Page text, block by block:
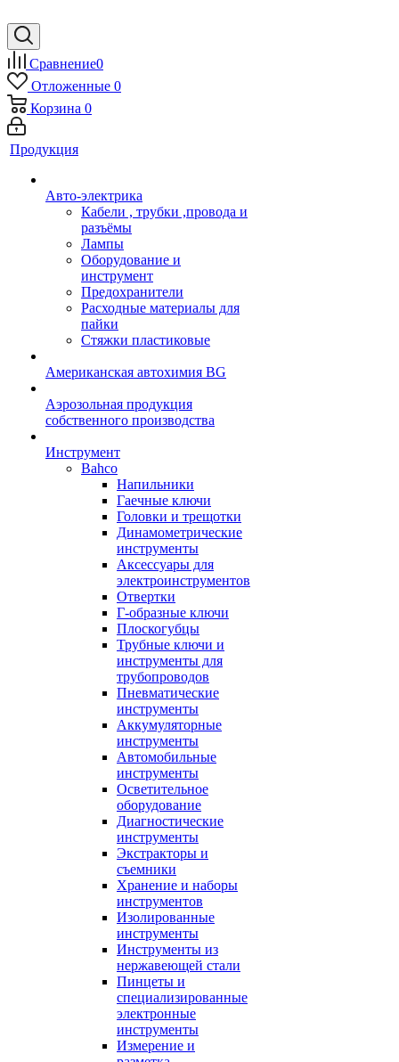
Сравнение0
Отложенные 0
Корзина 0
Продукция
Авто-электрика
Кабели , трубки ,провода и
разъёмы
Лампы
Оборудование и
инструмент
Предохранители
Расходные материалы для
пайки
Стяжки пластиковые
Американская автохимия BG
Аэрозольная продукция
собственного производства
Инструмент
Bahco
Напильники
Гаечные ключи
Головки и трещотки
Динамометрические
инструменты
Аксессуары для
электроинструментов
Отвертки
Г-образные ключи
Плоскогубцы
Трубные ключи и
инструменты для
трубопроводов
Пневматические
инструменты
Аккумуляторные
инструменты
Автомобильные
инструменты
Осветительное
оборудование
Диагностические
инструменты
Экстракторы и
съемники
Хранение и наборы
инструментов
Изолированные
инструменты
Инструменты из
нержавеющей стали
Пинцеты и
специализированные
электронные
инструменты
Измерение и